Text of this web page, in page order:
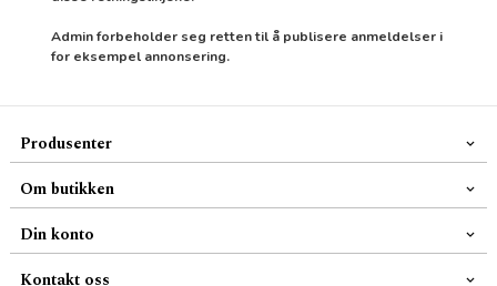
Admin forbeholder seg retten til å publisere anmeldelser i
for eksempel annonsering.
Produsenter
Om butikken
Din konto
Kontakt oss